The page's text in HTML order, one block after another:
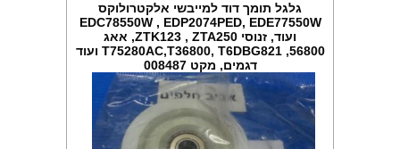
גלגל תומך דוד למייבשי אלקטרולוקס
EDC78550W , EDP2074PED, EDE77550W
ועוד, זנוסי ZTK123 , ZTA250, אאג
T75280AC,T36800, T6DBG821 ,56800 ועוד
דגמים, מקט 008487